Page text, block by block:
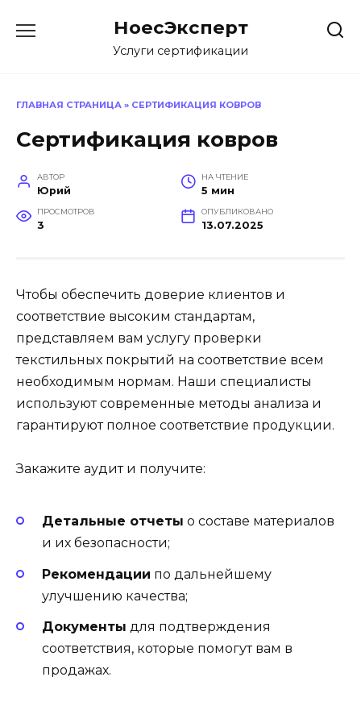
НоесЭксперт
Услуги сертификации
ГЛАВНАЯ СТРАНИЦА » СЕРТИФИКАЦИЯ КОВРОВ
Сертификация ковров
АВТОР
Юрий
НА ЧТЕНИЕ
5 мин
ПРОСМОТРОВ
3
ОПУБЛИКОВАНО
13.07.2025
Чтобы обеспечить доверие клиентов и
соответствие высоким стандартам,
представляем вам услугу проверки
текстильных покрытий на соответствие всем
необходимым нормам. Наши специалисты
используют современные методы анализа и
гарантируют полное соответствие продукции.
Закажите аудит и получите:
Детальные отчеты о составе материалов
и их безопасности;
Рекомендации по дальнейшему
улучшению качества;
Документы для подтверждения
соответствия, которые помогут вам в
продажах.